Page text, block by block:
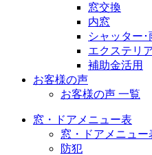
窓交換
内窓
シャッター･
エクステリ
補助金活用
お客様の声
お客様の声 一覧
窓・ドアメニュー表
窓・ドアメニュー
防犯